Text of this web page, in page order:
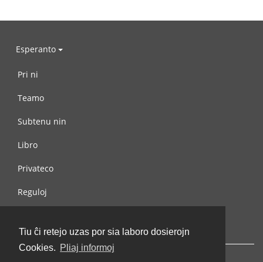
Tiu ĉi retejo uzas por sia laboro dosierojn
Cookies. Pliaj informoj
Esperanto
Pri ni
Teamo
Subtenu nin
Libro
Privateco
Reguloj